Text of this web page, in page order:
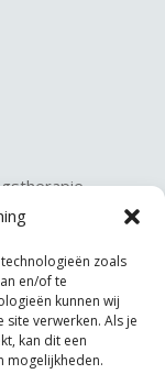
zoals
en/of te
kunnen wij
site verwerken. Als je
kan dit een
mogelijkheden.